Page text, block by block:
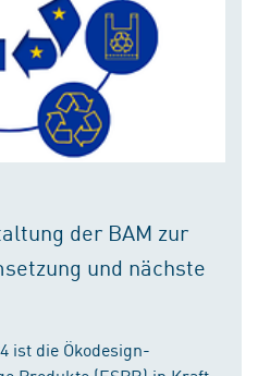
der BAM zur
und nächste
ist die Ökodesign-